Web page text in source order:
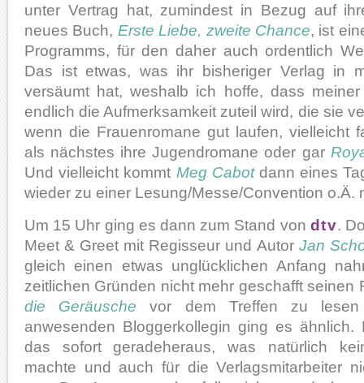
unter Vertrag hat, zumindest in Bezug auf
neues Buch, Erste Liebe, zweite Chance, ist
Programms, für den daher auch ordentlich
Das ist etwas, was ihr bisheriger Verlag in
versäumt hat, weshalb ich hoffe, dass
endlich die Aufmerksamkeit zuteil wird, die sie
wenn die Frauenromane gut laufen, vielleicht
als nächstes ihre Jugendromane oder gar
Und vielleicht kommt Meg Cabotdann eines
wieder zu einer Lesung/Messe/Convention o.Ä.
Um 15 Uhr ging es dann zum Stand von dtv.
Meet & Greet mit Regisseur und Autor Jan
gleich einen etwas unglücklichen Anfang
zeitlichen Gründen nicht mehr geschafft seinen
die Geräusche vor dem Treffen zu
anwesenden Bloggerkollegin ging es
das sofort geradeheraus, was natürlich
machte und auch für die Verlagsmitarbeiter